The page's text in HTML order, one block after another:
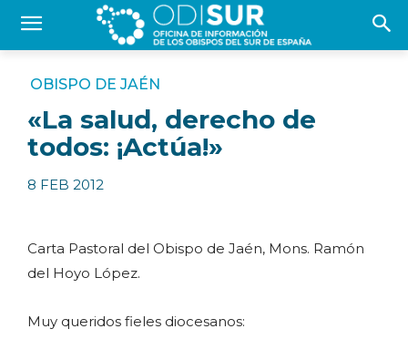
OBISPO DE JAÉN
«La salud, derecho de
todos: ¡Actúa!»
8 FEB 2012
Carta Pastoral del Obispo de Jaén, Mons. Ramón
del Hoyo López.
Muy queridos fieles diocesanos: